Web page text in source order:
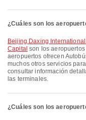
¿Cuáles son los
Beijing Daxing
Capital son los
aeropuertos ofrecen
muchos otros servicios
consultar información
las terminales.
¿Cuáles son los